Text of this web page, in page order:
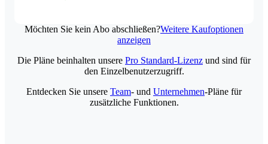
Möchten Sie kein Abo abschließen?Weitere Kaufoptionen
anzeigen
Die Pläne beinhalten unsere Pro Standard-Lizenz und sind für
den Einzelbenutzerzugriff.
Entdecken Sie unsere Team- und Unternehmen-Pläne für
zusätzliche Funktionen.